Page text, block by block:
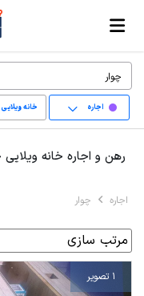
اجاره خانه
رهن و اجاره خانه
اجاره چوار
1 تصویر